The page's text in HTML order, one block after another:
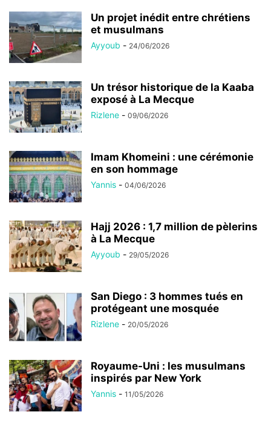
Un projet inédit entre chrétiens
et musulmans
Ayyoub - 24/06/2026
Un trésor historique de la Kaaba
exposé à La Mecque
Rizlene - 09/06/2026
Imam Khomeini : une cérémonie
en son hommage
Yannis - 04/06/2026
Hajj 2026 : 1,7 million de pèlerins
à La Mecque
Ayyoub - 29/05/2026
San Diego : 3 hommes tués en
protégeant une mosquée
Rizlene - 20/05/2026
Royaume-Uni : les musulmans
inspirés par New York
Yannis - 11/05/2026